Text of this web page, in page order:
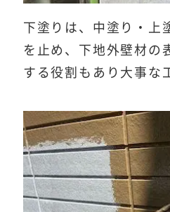
下塗りは、中塗り・上
を止め、下地外壁材の
する役割もあり大事な